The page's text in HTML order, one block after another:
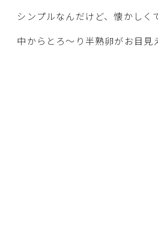
シンプルなんだけど、懐かしく
中からとろ～り半熟卵がお目見